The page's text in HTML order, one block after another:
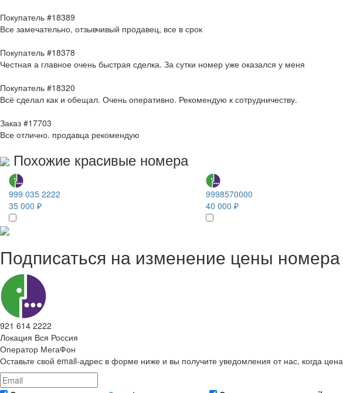
Покупатель #18389
Все замечательно, отзывчивый продавец, все в срок
Покупатель #18378
Честная а главное очень быстрая сделка. За сутки номер уже оказался у меня
Покупатель #18320
Всё сделал как и обещал. Очень оперативно. Рекомендую к сотрудничеству.
Заказ #17703
Все отлично. продавца рекомендую
Похожие красивые номера
999 035 2222
35 000 ₽
9998570000
40 000 ₽
Подписаться на изменение цены номера
921 614 2222
Локация Вся Россия
Оператор МегаФон
Оставьте свой email-адрес в форме ниже и вы получите уведомления от нас, когда